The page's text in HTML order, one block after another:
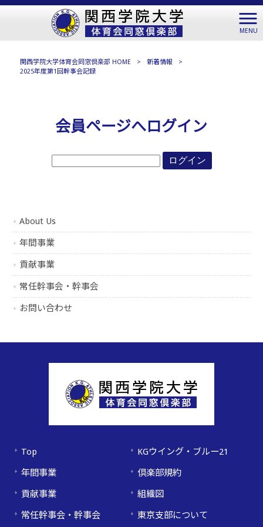
MENU
関西学院大学体育会同窓倶楽部 HOME > 新着情報
>
2025年度第1回幹事会記録
会員ページへログイン
About Us
年間事業
貢献事業
常任幹事会・幹事会
お問い合わせ
Top
年間事業
貢献事業
常任幹事会・幹事会
KGウイング・ブルー21
倶楽部規約
組織図
東京支部について